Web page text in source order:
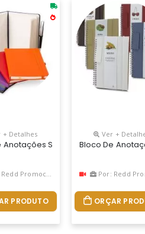
Colorido Com Ou Sem
+ Detalhes
Anotações Sem Pautas
Promocional
PRODUTO
Ver +
Bloco De
Por: Redd
ORÇAR